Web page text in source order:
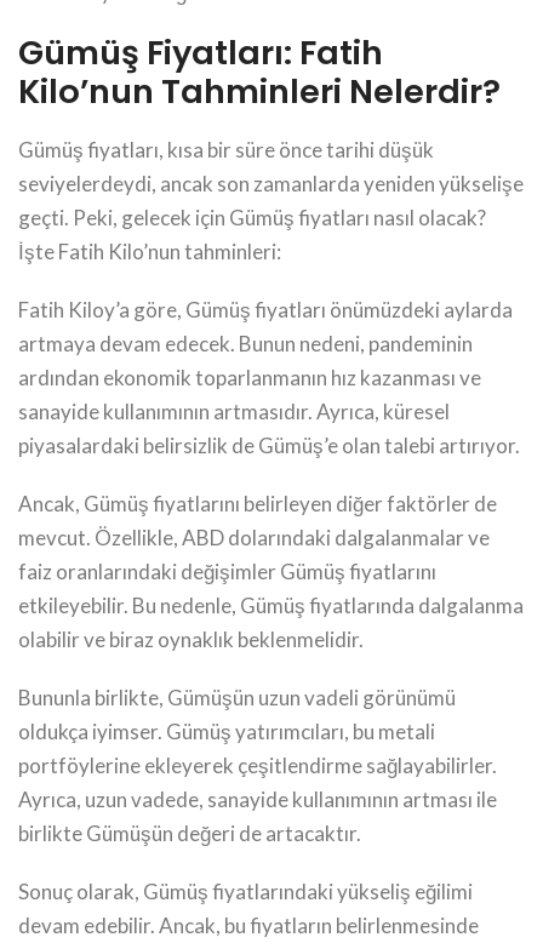
Gümüş Fiyatları: Fatih
Kilo’nun Tahminleri Nelerdir?
Gümüş fiyatları, kısa bir süre önce tarihi düşük
seviyelerdeydi, ancak son zamanlarda yeniden yükselişe
geçti. Peki, gelecek için Gümüş fiyatları nasıl olacak?
İşte Fatih Kilo’nun tahminleri:
Fatih Kiloy’a göre, Gümüş fiyatları önümüzdeki aylarda
artmaya devam edecek. Bunun nedeni, pandeminin
ardından ekonomik toparlanmanın hız kazanması ve
sanayide kullanımının artmasıdır. Ayrıca, küresel
piyasalardaki belirsizlik de Gümüş’e olan talebi artırıyor.
Ancak, Gümüş fiyatlarını belirleyen diğer faktörler de
mevcut. Özellikle, ABD dolarındaki dalgalanmalar ve
faiz oranlarındaki değişimler Gümüş fiyatlarını
etkileyebilir. Bu nedenle, Gümüş fiyatlarında dalgalanma
olabilir ve biraz oynaklık beklenmelidir.
Bununla birlikte, Gümüşün uzun vadeli görünümü
oldukça iyimser. Gümüş yatırımcıları, bu metali
portföylerine ekleyerek çeşitlendirme sağlayabilirler.
Ayrıca, uzun vadede, sanayide kullanımının artması ile
birlikte Gümüşün değeri de artacaktır.
Sonuç olarak, Gümüş fiyatlarındaki yükseliş eğilimi
devam edebilir. Ancak, bu fiyatların belirlenmesinde